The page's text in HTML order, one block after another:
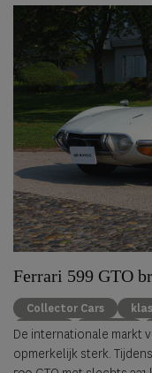
Ferrari 599 GTO
Collector Cars
Ferrari
Porsche
De internationale markt
opmerkelijk sterk. Tijdens